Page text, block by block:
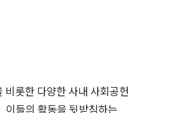
롯한 다양한 사내 사회공헌
이들의 활동을 뒷받침하는